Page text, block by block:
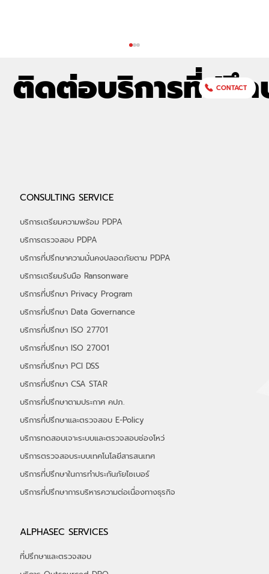
สมบูรณ์ - เตรียมสอบให้พร้อม พิชิตใบ
ประกาศ
ติดต่อบริการที่ปรึก
CONTACT
CONSULTING SERVICE
บริการเตรียมความพร้อม PDPA
บริการตรวจสอบ PDPA
บริการที่ปรึกษาความมั่นคงปลอดภัยตาม PDPA
บริการเตรียมรับมือ Ransonware
บริการที่ปรึกษา Privacy Program
บริการที่ปรึกษา Data Governance
บริการที่ปรึกษา ISO 27701
บริการที่ปรึกษา ISO 27001
บริการที่ปรึกษา PCI DSS
บริการที่ปรึกษา CSA STAR
บริการที่ปรึกษาตามประกาศ คปภ.
บริการที่ปรึกษาและตรวจสอบ E-Policy
บริการทดสอบเจาะระบบและตรวจสอบช่องโหว่
บริการตรวจสอบระบบเทคโนโลยีสารสนเทศ
บริการที่ปรึกษาในการทำประกันภัยไซเบอร์
​บริการที่ปรึกษาการบริหารความต่อเนื่องทางธุรกิจ
ALPHASEC SERVICES
ที่ปรึกษาและตรวจสอบ